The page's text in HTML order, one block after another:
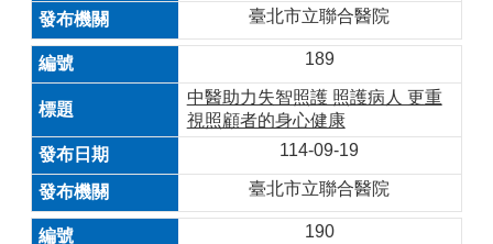
臺北市立聯合醫院
189
中醫助力失智照護 照護病人 更重
視照顧者的身心健康
114-09-19
臺北市立聯合醫院
190